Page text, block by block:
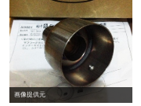
画像提供元